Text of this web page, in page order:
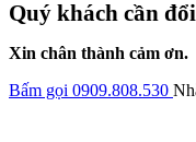
Quý khách cần
Xin chân thành cảm ơn.
Bấm gọi 0909.808.530